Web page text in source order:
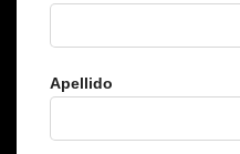
Apellido